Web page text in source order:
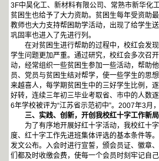
3F中昊化工、新材料有限公司、常熟市新华化
贫困生也给予了大力资助。贫困生每年受资助
教师也大力支持帮困助学活动，出现了给学生
巩固率也进入了先进行列。
在对贫困生进行帮助的过程中，校红会发现
学生问题更加严重。通过研究，校红会多次召
动，经常组织一些贫困生参加一些活动，帮助
员、党员与贫困生结对帮学，使一些学生的思
来越喜人，每学期贫困生中的三好学生比例，
好转，连续三年初三毕业考取省、市中的人数
6年学校被评为“江苏省示范初中”。2007年3月
三、实践、创新，开创我校红十字工作新
为了有序地开展好红十字活动，我校红十字
度、红十字工作先进班集体评选的基本条件等
发文公布。入会时进行宣誓，颁会员证、徽章
们都及时收缴会费，使每一个会员时刻牢记自